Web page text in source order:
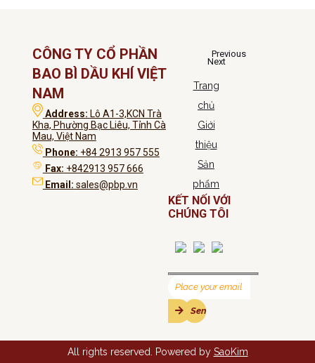
Previous
Next
CÔNG TY CỔ PHẦN
BAO BÌ DẦU KHÍ VIỆT
NAM
Address: Lô A1-3,KCN Trà
Kha, Phường Bạc Liêu, Tỉnh Cà
Mau, Việt Nam
Phone: +84 2913 957 555
Fax: +842913 957 666
Email: sales@pbp.vn
Trang
chủ
Giới
thiệu
Sản
phẩm
KẾT NỐI VỚI
CHÚNG TÔI
All rights reserved. Powered by SaoKim